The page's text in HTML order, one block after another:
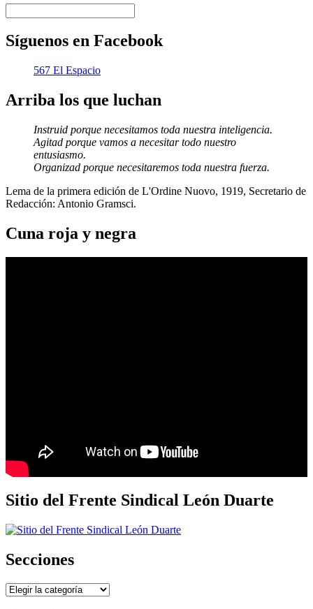
Síguenos en Facebook
567 El Espacio
Arriba los que luchan
Instruid porque necesitamos toda nuestra inteligencia.
Agitad porque vamos a necesitar todo nuestro
entusiasmo.
Organizad porque necesitaremos toda nuestra fuerza.
Lema de la primera edición de L'Ordine Nuovo, 1919, Secretario de
Redacción: Antonio Gramsci.
Cuna roja y negra
Sitio del Frente Sindical León Duarte
Secciones
Secciones